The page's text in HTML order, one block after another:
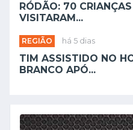
RÓDÃO: 70
VISITARAM...
REGIÃO há 5 dias
TIM ASSISTIDO NO
BRANCO APÓ...